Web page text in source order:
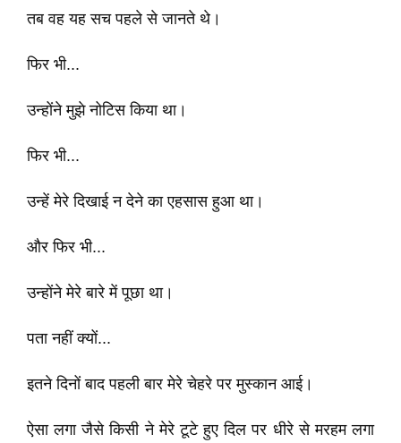
तब वह यह सच पहले से जानते थे।
फिर भी...
उन्होंने मुझे नोटिस किया था।
फिर भी...
उन्हें मेरे दिखाई न देने का एहसास हुआ था।
और फिर भी...
उन्होंने मेरे बारे में पूछा था।
पता नहीं क्यों...
इतने दिनों बाद पहली बार मेरे चेहरे पर मुस्कान आई।
ऐसा लगा जैसे किसी ने मेरे टूटे हुए दिल पर धीरे से मरहम लगा